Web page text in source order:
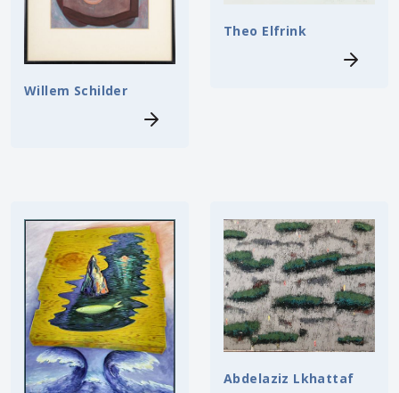
Willem Schilder
Theo Elfrink
Abdelaziz Lkhattaf